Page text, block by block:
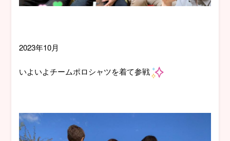
2023年10月
いよいよチームポロシャツを着て参戦